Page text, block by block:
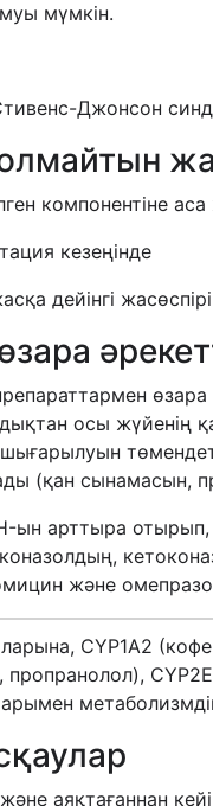
мүмкін.
Джонсон
компонентіне
кезеңінде
дейінгі
осы жүйенің
(қан сынамасын,
ын арттыра отырып,
және
CYP1A2
аяқтағаннан